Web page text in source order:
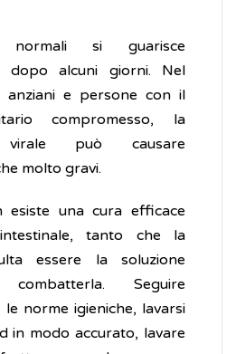
normali si guarisce
dopo alcuni giorni. Nel
anziani e persone con il
compromesso, la
virale può causare
molto gravi.
esiste una cura efficace
tanto che la
essere la soluzione
Seguire
norme igieniche, lavarsi
in modo accurato, lavare